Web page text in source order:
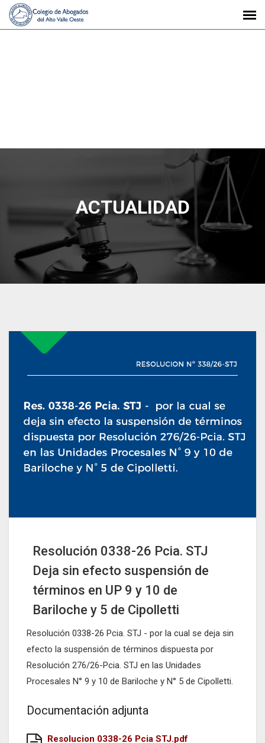
ACTUALIDAD
Resolución 0338-26 Pcia. STJ
Deja sin efecto suspensión de
términos en UP 9 y 10 de
Bariloche y 5 de Cipolletti
Resolución 0338-26 Pcia. STJ - por la cual se deja sin
efecto la suspensión de términos dispuesta por
Resolución 276/26-Pcia. STJ en las Unidades
Procesales N° 9 y 10 de Bariloche y N° 5 de Cipolletti.
Documentación adjunta
Resolucion 0338-26 Pcia STJ.pdf